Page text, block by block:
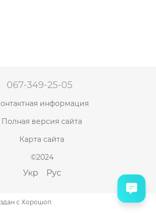
067-349-25-05
информация
Полная версия сайта
Карта сайта
©2024
Укр Рус
с Хорошоп